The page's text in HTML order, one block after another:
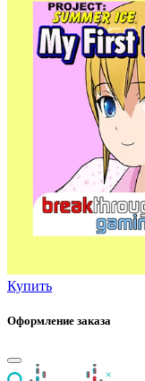
Купить
Оформление заказа